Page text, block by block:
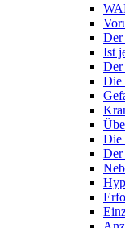
Der
Ist
Der
Die
Die
Der